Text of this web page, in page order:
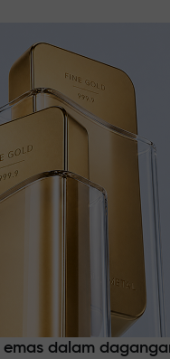
emas dalam